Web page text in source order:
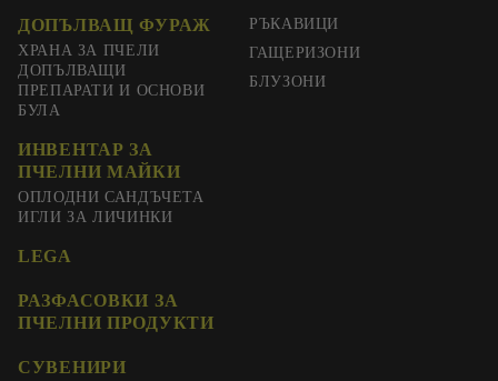
ДОПЪЛВАЩ ФУРАЖ
ХРАНА ЗА ПЧЕЛИ
ДОПЪЛВАЩИ
ПРЕПАРАТИ И ОСНОВИ
РЪКАВИЦИ
ГАЩЕРИЗОНИ
БЛУЗОНИ
БУЛА
ИНВЕНТАР ЗА
ПЧЕЛНИ МАЙКИ
ОПЛОДНИ САНДЪЧЕТА
ИГЛИ ЗА ЛИЧИНКИ
LEGA
РАЗФАСОВКИ ЗА
ПЧЕЛНИ ПРОДУКТИ
СУВЕНИРИ